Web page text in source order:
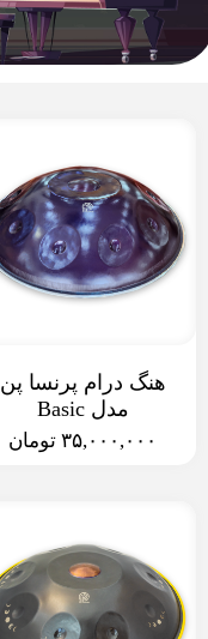
هنگ درام پرنسا پن
مدل Basic
۳۵,۰۰۰,۰۰۰ تومان